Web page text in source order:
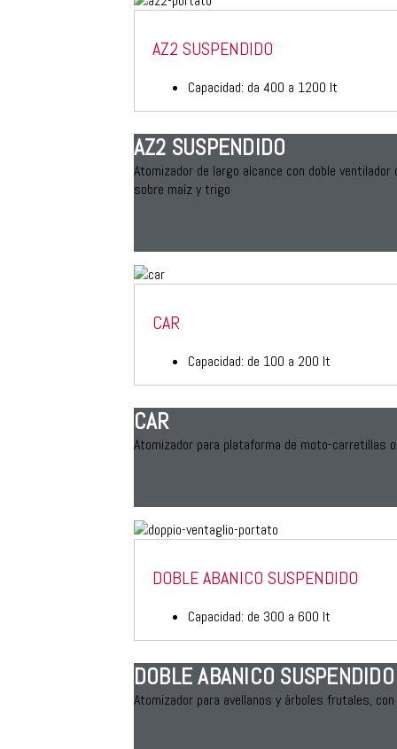
AZ2 SUSPENDIDO
Capacidad: da 400 a 1200 lt
AZ2 SUSPENDIDO
Atomizador de largo alcance con doble
sobre maíz y trigo
CAR
Capacidad: de 100 a 200 lt
CAR
Atomizador para plataforma de moto-carretillas
DOBLE ABANICO SUSPENDIDO
Capacidad: de 300 a 600 lt
DOBLE ABANICO SUSPENDIDO
Atomizador para avellanos y árboles frutales,